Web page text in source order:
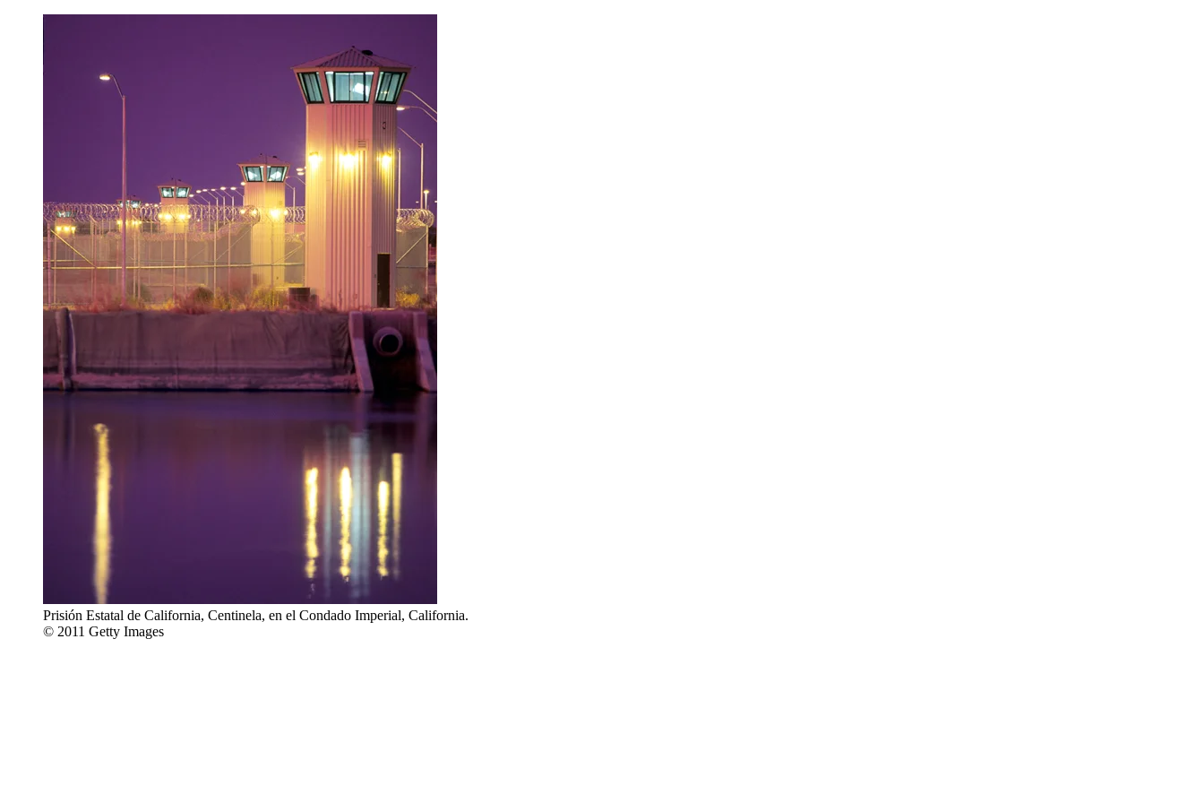
Prisión Estatal de California, Centinela, en el Condado Imperial, California.
© 2011 Getty Images